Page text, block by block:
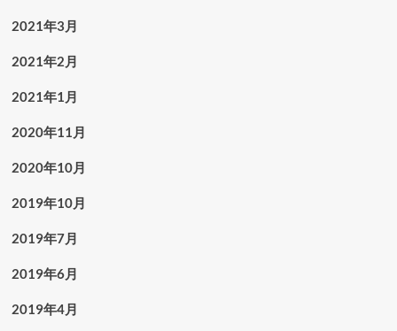
2021年3月
2021年2月
2021年1月
2020年11月
2020年10月
2019年10月
2019年7月
2019年6月
2019年4月